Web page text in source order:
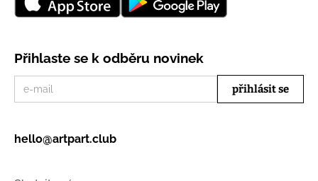
Přihlaste se k odběru novinek
hello@artpart.club